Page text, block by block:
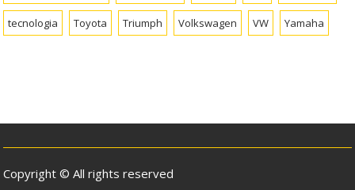
tecnologia Toyota Triumph Volkswagen VW Yamaha
Copyright © All rights reserved